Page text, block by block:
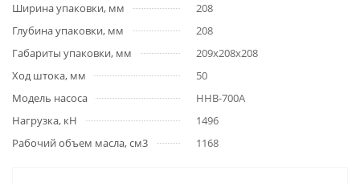
Ширина упаковки, мм
208
Глубина упаковки, мм
208
Габариты упаковки, мм
209х208х208
Ход штока, мм
50
Модель насоса
HHB-700A
Нагрузка, кН
1496
Рабочий объем масла, см3
1168